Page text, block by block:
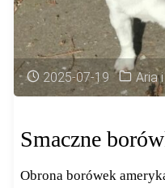
2025-07-19 Aria
Smaczne
Obrona borówek